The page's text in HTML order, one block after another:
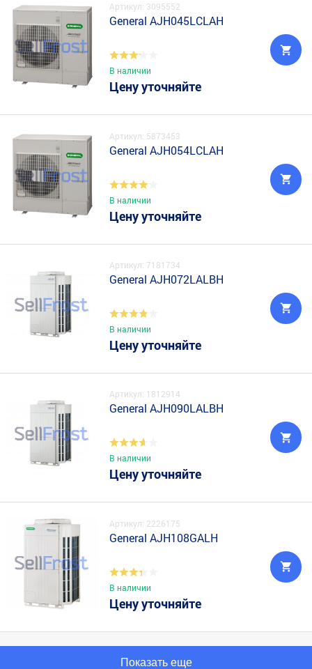
Артикул: 3095552
General AJH045LCLAH
В наличии
Цену уточняйте
Артикул: 5873453
General AJH054LCLAH
В наличии
Цену уточняйте
Артикул: 7181734
General AJH072LALBH
В наличии
Цену уточняйте
Артикул: 1812914
General AJH090LALBH
В наличии
Цену уточняйте
Артикул: 2226175
General AJH108GALH
В наличии
Цену уточняйте
Показать еще